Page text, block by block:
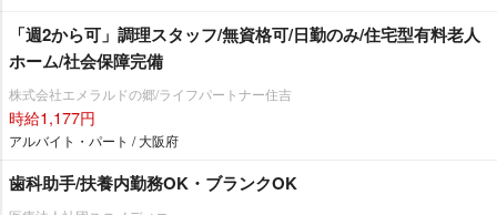
「週2から可」調理スタッフ/無資格可/日勤のみ/住宅型有料老人
ホーム/社会保障完備
株式会社エメラルドの郷/ライフパートナー住吉
時給1,177円
アルバイト・パート / 大阪府
歯科助手/扶養内勤務OK・ブランクOK